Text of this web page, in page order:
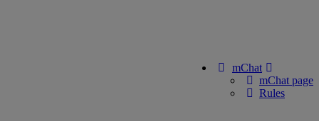
mChat
mChat page
Rules